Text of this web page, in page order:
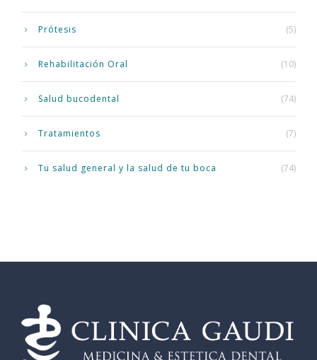
Prótesis (5)
Rehabilitación Oral (10)
Salud bucodental (74)
Tratamientos (7)
Tu salud general y la salud de tu boca (74)